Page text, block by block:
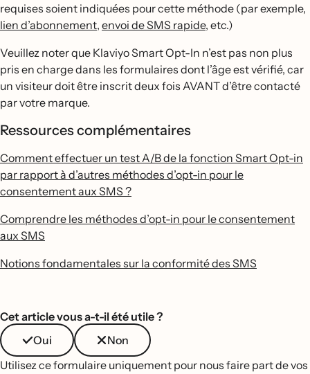
requises soient indiquées pour cette méthode (par exemple,
lien d’abonnement, envoi de SMS rapide, etc.)
Veuillez noter que Klaviyo Smart Opt-In n’est pas non plus
pris en charge dans les formulaires dont l’âge est vérifié, car
un visiteur doit être inscrit deux fois AVANT d’être contacté
par votre marque.
Ressources complémentaires
Comment effectuer un test A/B de la fonction Smart Opt-in
par rapport à d’autres méthodes d’opt-in pour le
consentement aux SMS ?
Comprendre les méthodes d’opt-in pour le consentement
aux SMS
Notions fondamentales sur la conformité des SMS
Cet article vous a-t-il été utile ?
Oui
Non
Utilisez ce formulaire uniquement pour nous faire part de vos